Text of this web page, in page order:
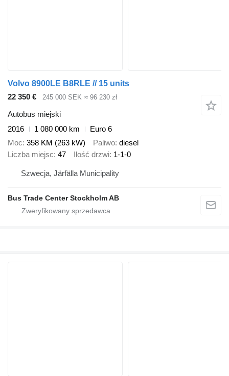
Volvo 8900LE B8RLE // 15 units
22 350 €
245 000 SEK ≈ 96 230 zł
Autobus miejski
2016
1 080 000 km
Euro 6
Moc 358 KM (263 kW) Paliwo diesel
Liczba miejsc 47 Ilość drzwi 1-1-0
Szwecja, Järfälla Municipality
Bus Trade Center Stockholm AB